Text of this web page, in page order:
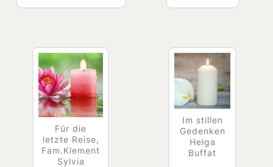
Für die
letzte Reise,
Fam.Klement
Sylvia
Im stillen
Gedenken
Helga
Buffat